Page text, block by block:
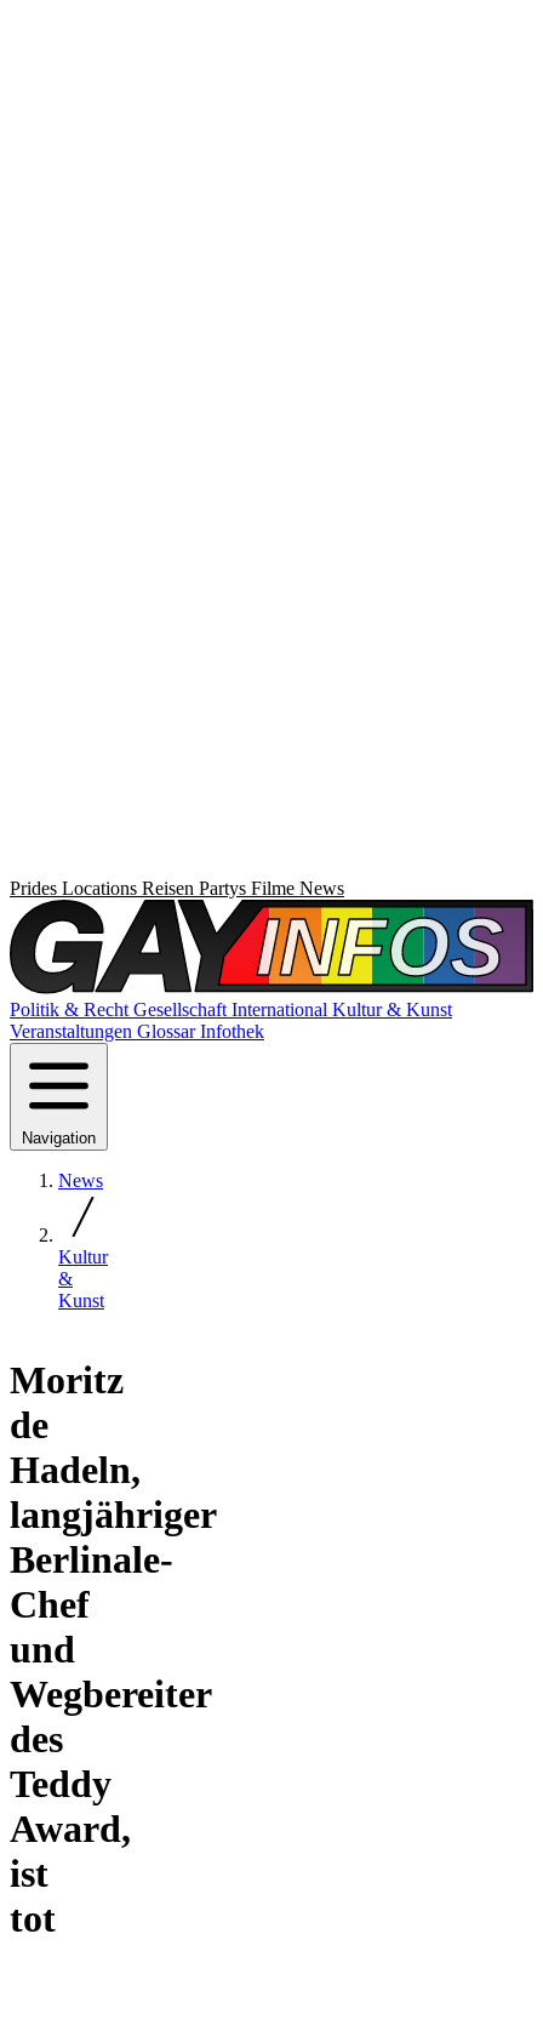
Prides Locations Reisen Partys Filme News
Politik & Recht Gesellschaft International Kultur & Kunst
Veranstaltungen GlossarInfothek
Navigation
News
Kultur
&
Kunst
Moritz
de
Hadeln,
langjähriger
Berlinale-
Chef
und
Wegbereiter
des
Teddy
Award,
ist
tot